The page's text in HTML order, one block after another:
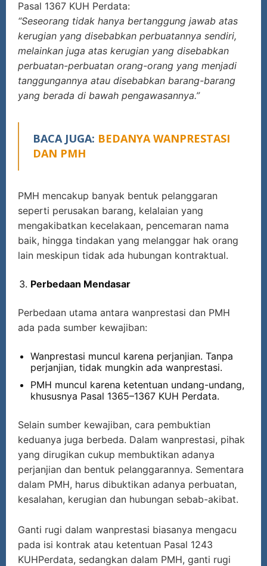
Pasal 1367 KUH Perdata:
“Seseorang tidak hanya bertanggung jawab atas
kerugian yang disebabkan perbuatannya sendiri,
melainkan juga atas kerugian yang disebabkan
perbuatan-perbuatan orang-orang yang menjadi
tanggungannya atau disebabkan barang-barang
yang berada di bawah pengawasannya.”
BACA JUGA: BEDANYA WANPRESTASI
DAN PMH
PMH mencakup banyak bentuk pelanggaran
seperti perusakan barang, kelalaian yang
mengakibatkan kecelakaan, pencemaran nama
baik, hingga tindakan yang melanggar hak orang
lain meskipun tidak ada hubungan kontraktual.
Perbedaan Mendasar
Perbedaan utama antara wanprestasi dan PMH
ada pada sumber kewajiban:
Wanprestasi muncul karena perjanjian. Tanpa
perjanjian, tidak mungkin ada wanprestasi.
PMH muncul karena ketentuan undang-undang,
khususnya Pasal 1365–1367 KUH Perdata.
Selain sumber kewajiban, cara pembuktian
keduanya juga berbeda. Dalam wanprestasi, pihak
yang dirugikan cukup membuktikan adanya
perjanjian dan bentuk pelanggarannya. Sementara
dalam PMH, harus dibuktikan adanya perbuatan,
kesalahan, kerugian dan hubungan sebab-akibat.
Ganti rugi dalam wanprestasi biasanya mengacu
pada isi kontrak atau ketentuan Pasal 1243
KUHPerdata, sedangkan dalam PMH, ganti rugi